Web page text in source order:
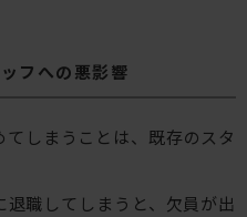
フへの悪影響
しまうことは、既存のスタ
職してしまうと、欠員が出